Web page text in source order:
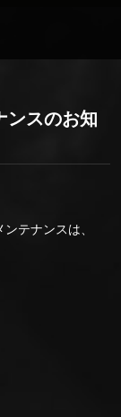
ンスのお知
テナンスは、